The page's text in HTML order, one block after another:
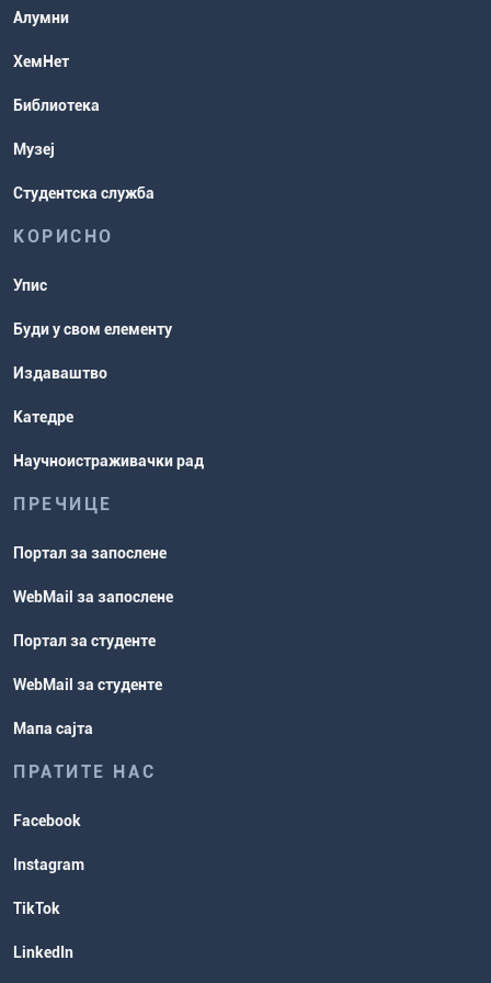
Студентске организације
рокови
Алумни
ХемНет
Библиотека
Музеј
Студентска служба
КОРИСНО
Упис
Буди у свом елементу
Издаваштво
Катедре
Научноистраживачки рад
ПРЕЧИЦЕ
Портал за запослене
WebMail за запослене
Портал за студенте
WebMail за студенте
Мапа сајта
ПРАТИТЕ НАС
Facebook
Instagram
TikTok
LinkedIn